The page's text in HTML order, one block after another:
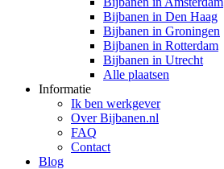
Bijbanen in Den Haag
Bijbanen in Groningen
Bijbanen in Rotterdam
Bijbanen in Utrecht
Alle plaatsen
Informatie
Ik ben werkgever
Over Bijbanen.nl
FAQ
Contact
Blog